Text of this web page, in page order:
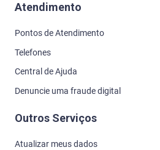
Atendimento
Pontos de Atendimento
Telefones
Central de Ajuda
Denuncie uma fraude digital
Outros Serviços
Atualizar meus dados